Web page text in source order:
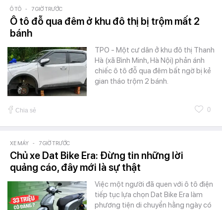
Ô TÔ - 7 GIỜ TRƯỚC
Ô tô đỗ qua đêm ở khu đô thị bị trộm mất 2
bánh
TPO - Một cư dân ở khu đô thị Thanh
Hà (xã Bình Minh, Hà Nội) phản ánh
chiếc ô tô đỗ qua đêm bất ngờ bị kẻ
gian tháo trộm 2 bánh.
Chia sẻ 0
XE MÁY - 7 GIỜ TRƯỚC
Chủ xe Dat Bike Era: Đừng tin những lời
quảng cáo, đây mới là sự thật
Việc một người đã quen với ô tô điện
tiếp tục lựa chọn Dat Bike Era làm
phương tiện di chuyển hằng ngày có